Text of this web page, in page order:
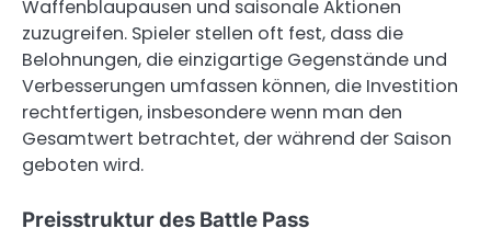
Waffenblaupausen und saisonale Aktionen
zuzugreifen. Spieler stellen oft fest, dass die
Belohnungen, die einzigartige Gegenstände und
Verbesserungen umfassen können, die Investition
rechtfertigen, insbesondere wenn man den
Gesamtwert betrachtet, der während der Saison
geboten wird.
Preisstruktur des Battle Pass